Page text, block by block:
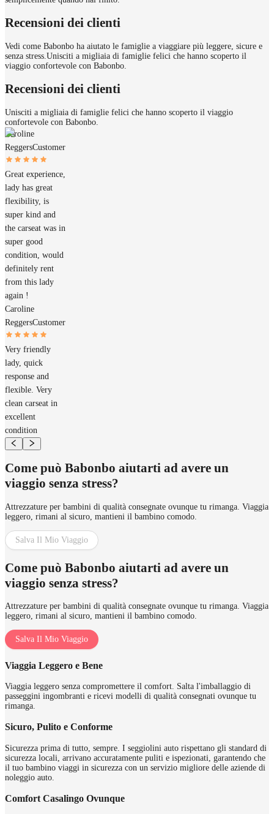
Recensioni dei clienti
Vedi come Babonbo ha aiutato le famiglie a viaggiare più leggere, sicure e
senza stress. Unisciti a migliaia di famiglie felici che hanno scoperto il
viaggio confortevole con Babonbo.
Recensioni dei clienti
Unisciti a migliaia di famiglie felici che hanno scoperto il viaggio
confortevole con Babonbo.
Caroline
ReggersCustomer
Great experience,
lady has great
flexibility, is
super kind and
the carseat was in
super good
condition, would
definitely rent
from this lady
again !
Caroline
ReggersCustomer
Very friendly
lady, quick
response and
flexible. Very
clean carseat in
excellent
condition
Come può Babonbo aiutarti ad avere un
viaggio senza stress?
Attrezzature per bambini di qualità consegnate ovunque tu rimanga. Viaggia
leggero, rimani al sicuro, mantieni il bambino comodo.
Salva Il Mio Viaggio
Come può Babonbo aiutarti ad avere un
viaggio senza stress?
Attrezzature per bambini di qualità consegnate ovunque tu rimanga. Viaggia
leggero, rimani al sicuro, mantieni il bambino comodo.
Salva Il Mio Viaggio
Viaggia Leggero e Bene
Viaggia leggero senza compromettere il comfort. Salta l'imballaggio di
passeggini ingombranti e ricevi modelli di qualità consegnati ovunque tu
rimanga.
Sicuro, Pulito e Conforme
Sicurezza prima di tutto, sempre. I seggiolini auto rispettano gli standard di
sicurezza locali, arrivano accuratamente puliti e ispezionati, garantendo che
il tuo bambino viaggi in sicurezza con un servizio migliore delle aziende di
noleggio auto.
Comfort Casalingo Ovunque